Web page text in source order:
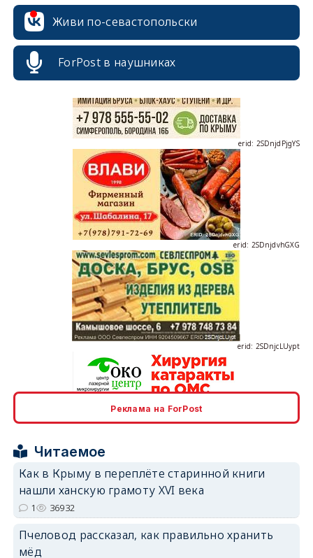
Живи по-севастопольски
ForPost в наушниках
erid: 2SDnjdvhGXG
erid: 2SDnjcLUypt
erid: 2SDnjcrDNw6
erid: 2SDnjdPjgYS
Реклама на ForPost
Читаемое
Как в Крыму в переплёте старинной книги
нашли ханскую грамоту XVI века
1 36932
Пчеловод рассказал, как правильно хранить
мёд